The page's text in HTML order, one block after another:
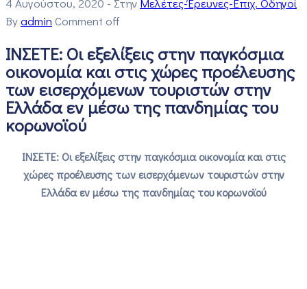
Byadmin Comment off
ΙΝΣΕΤΕ: Oι εξελίξεις στην παγκόσμια
οικονομία και στις χώρες προέλευσης
των εισερχόμενων τουριστών στην
Ελλάδα εν μέσω της πανδημίας του
κορωνοϊού
ΙΝΣΕΤΕ: Oι εξελίξεις στην παγκόσμια οικονομία και στις
χώρες προέλευσης των εισερχόμενων τουριστών στην
Ελλάδα εν μέσω της πανδημίας του κορωνοϊού